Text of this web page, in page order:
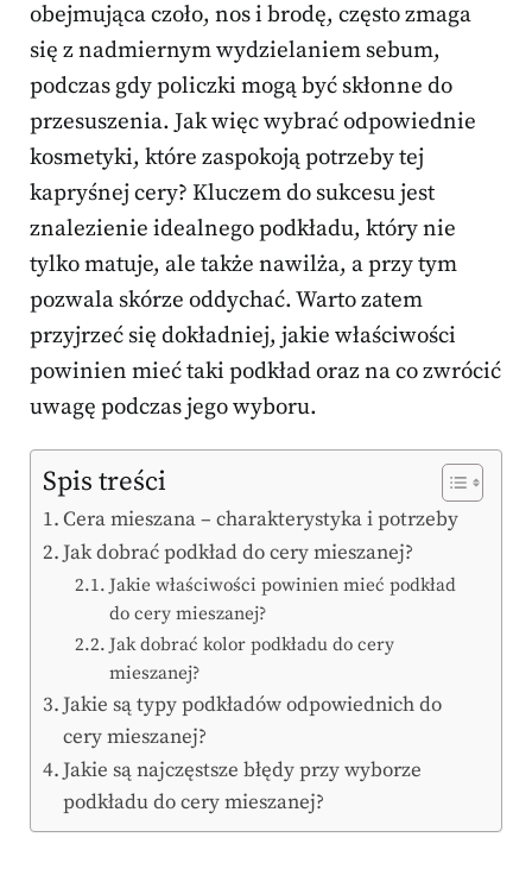
obejmująca czoło, nos i brodę, często zmaga
się z nadmiernym wydzielaniem sebum,
podczas gdy policzki mogą być skłonne do
przesuszenia. Jak więc wybrać odpowiednie
kosmetyki, które zaspokoją potrzeby tej
kapryśnej cery? Kluczem do sukcesu jest
znalezienie idealnego podkładu, który nie
tylko matuje, ale także nawilża, a przy tym
pozwala skórze oddychać. Warto zatem
przyjrzeć się dokładniej, jakie właściwości
powinien mieć taki podkład oraz na co zwrócić
uwagę podczas jego wyboru.
Spis treści
Cera mieszana – charakterystyka i potrzeby
Jak dobrać podkład do cery mieszanej?
Jakie właściwości powinien mieć podkład
do cery mieszanej?
Jak dobrać kolor podkładu do cery
mieszanej?
Jakie są typy podkładów odpowiednich do
cery mieszanej?
Jakie są najczęstsze błędy przy wyborze
podkładu do cery mieszanej?